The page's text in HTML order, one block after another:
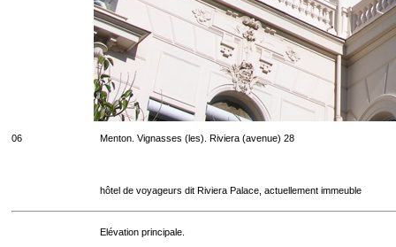
06 Menton. Vignasses (les). Riviera (avenue) 28
hôtel de voyageurs dit Riviera Palace, actuellement immeuble
Elévation principale.